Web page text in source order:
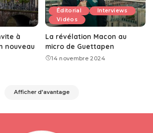
à
nouveau
Éditorial
Interviews
Vidéos
La révélation Macon au
micro de Guettapen
14 novembre 2024
Afficher d'avantage